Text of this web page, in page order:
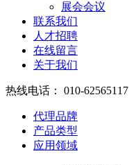
展会会议
联系我们
人才招聘
在线留言
关于我们
热线电话： 010-62565117
代理品牌
产品类型
应用领域